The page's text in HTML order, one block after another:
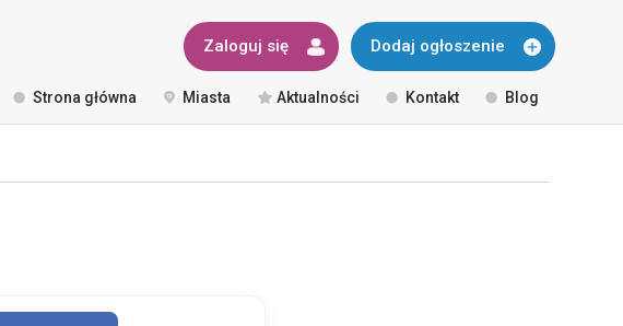
Zaloguj się Dodaj ogłoszenie
Strona główna Miasta Aktualności Kontakt Blog